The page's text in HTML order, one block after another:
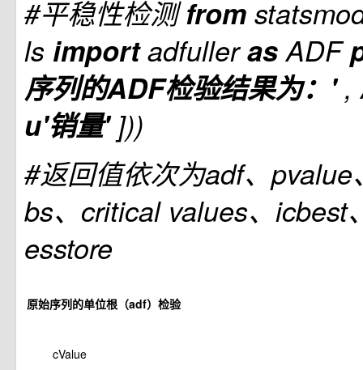
#平稳性检测from
ls importadfullerasADF
序列的ADF检验结果为：',
u'销量']))
#返回值依次为adf、
bs、critical values、icbest
esstore
原始序列的单位根（adf）检验
cValue